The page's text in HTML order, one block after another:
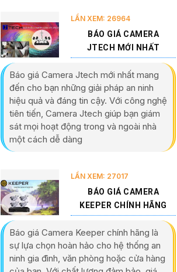
LẦN XEM: 26964
BÁO GIÁ CAMERA
JTECH MỚI NHẤT
Báo giá Camera Jtech mới nhất mang
đến cho bạn những giải pháp an ninh
hiệu quả và đáng tin cậy. Với công nghệ
tiên tiến, Camera Jtech giúp bạn giám
sát mọi hoạt động trong và ngoài nhà
một cách dễ dàng
LẦN XEM: 27017
BÁO GIÁ CAMERA
KEEPER CHÍNH HÃNG
Báo giá Camera Keeper chính hãng là
sự lựa chọn hoàn hảo cho hệ thống an
ninh gia đình, văn phòng hoặc cửa hàng